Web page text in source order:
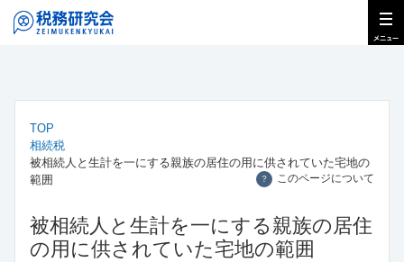
TOP
相続税
被相続人と生計を一にする親族の居住の用に供されていた宅地の
範囲
？ このページについて
被相続人と生計を一にする親族の居住
の用に供されていた宅地の範囲